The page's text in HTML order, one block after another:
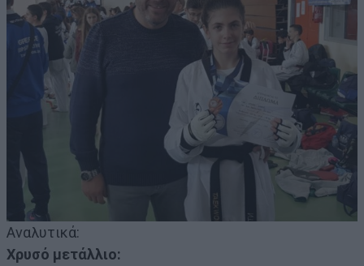
Αναλυτικά:
Χρυσό μετάλλιο: